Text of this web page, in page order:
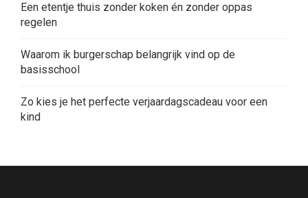
Een etentje thuis zonder koken én zonder oppas
regelen
Waarom ik burgerschap belangrijk vind op de
basisschool
Zo kies je het perfecte verjaardagscadeau voor een
kind